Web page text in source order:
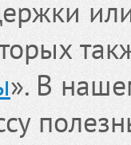
». В